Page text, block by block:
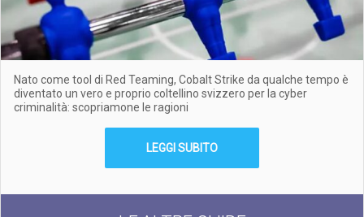
Nato come tool di Red Teaming, Cobalt Strike da qualche tempo è
diventato un vero e proprio coltellino svizzero per la cyber
criminalità: scopriamone le ragioni
LEGGI SUBITO